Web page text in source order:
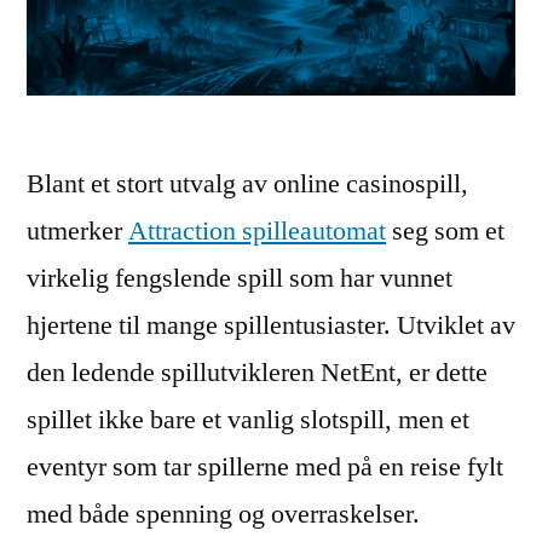
Blant et stort utvalg av online casinospill,
utmerkerAttraction spilleautomat seg som et
virkelig fengslende spill som har vunnet
hjertene til mange spillentusiaster. Utviklet av
den ledende spillutvikleren NetEnt, er dette
spillet ikke bare et vanlig slotspill, men et
eventyr som tar spillerne med på en reise fylt
med både spenning og overraskelser.